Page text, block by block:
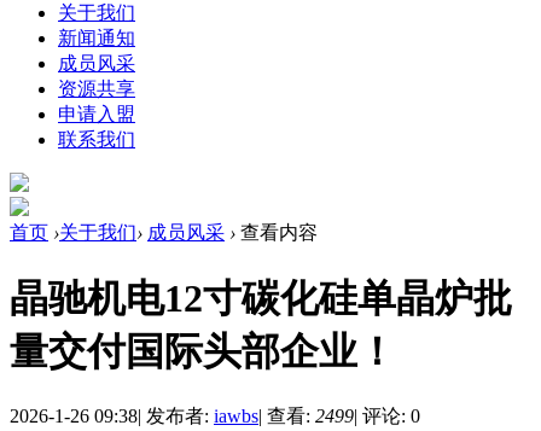
关于我们
新闻通知
成员风采
资源共享
申请入盟
联系我们
首页 ›关于我们› 成员风采 › 查看内容
晶驰机电12寸碳化硅单晶炉批
量交付国际头部企业！
2026-1-26 09:38| 发布者: iawbs| 查看: 2499| 评论: 0